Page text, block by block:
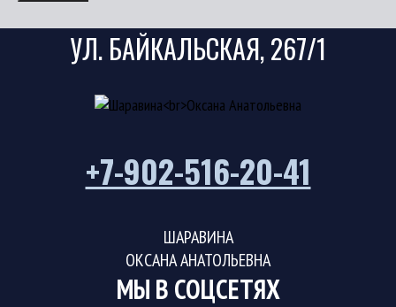
УЛ. БАЙКАЛЬСКАЯ, 267/1
+7-902-516-20-41
ШАРАВИНА
ОКСАНА АНАТОЛЬЕВНА
МЫ В СОЦСЕТЯХ